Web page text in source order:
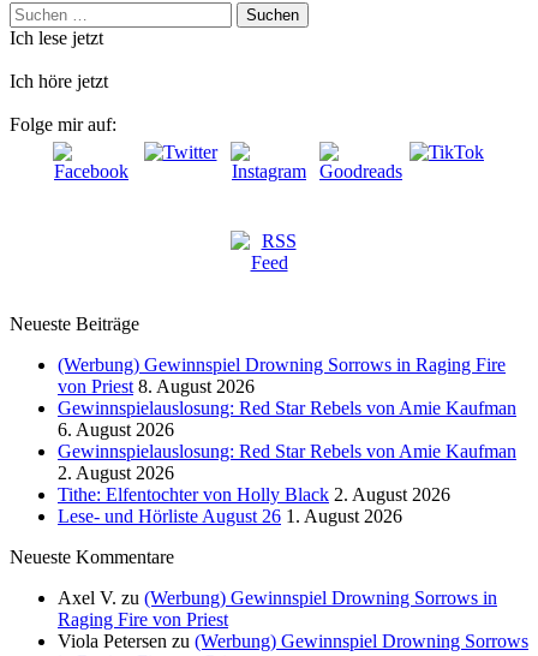
Suchen
nach:
Ich lese jetzt
Ich höre jetzt
Folge mir auf:
Neueste Beiträge
(Werbung) Gewinnspiel Drowning Sorrows in Raging Fire
von Priest 8. August 2026
Gewinnspielauslosung: Red Star Rebels von Amie Kaufman
6. August 2026
Gewinnspielauslosung: Red Star Rebels von Amie Kaufman
2. August 2026
Tithe: Elfentochter von Holly Black 2. August 2026
Lese- und Hörliste August 26 1. August 2026
Neueste Kommentare
Axel V. zu (Werbung) Gewinnspiel Drowning Sorrows in
Raging Fire von Priest
Viola Petersen zu (Werbung) Gewinnspiel Drowning Sorrows